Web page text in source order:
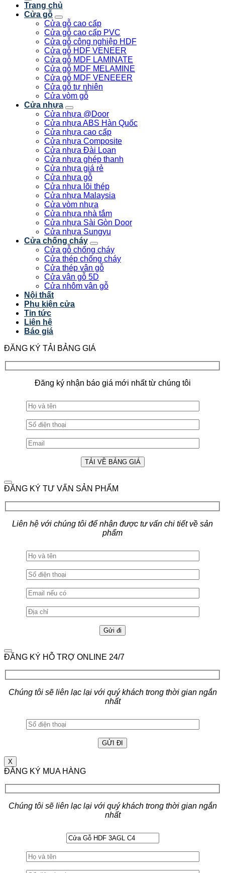
Trang chủ
Cửa gỗ
Cửa gỗ cao cấp
Cửa gỗ cao cấp PVC
Cửa gỗ công nghiệp HDF
Cửa gỗ HDF VENEER
Cửa gỗ MDF LAMINATE
Cửa gỗ MDF MELAMINE
Cửa gỗ MDF VENEEER
Cửa gỗ tự nhiên
Cửa vòm gỗ
Cửa nhựa
Cửa nhựa @Door
Cửa nhựa ABS Hàn Quốc
Cửa nhựa cao cấp
Cửa nhựa Composite
Cửa nhựa Đài Loan
Cửa nhựa ghép thanh
Cửa nhựa giá rẻ
Cửa nhựa gỗ
Cửa nhựa lõi thép
Cửa nhựa Malaysia
Cửa vòm nhựa
Cửa nhựa nhà tắm
Cửa nhựa Sài Gòn Door
Cửa nhựa Sungyu
Cửa chống cháy
Cửa gỗ chống cháy
Cửa thép chống cháy
Cửa thép vân gỗ
Cửa vân gỗ 5D
Cửa nhôm vân gỗ
Nội thất
Phụ kiện cửa
Tin tức
Liên hệ
Báo giá
ĐĂNG KÝ TẢI BẢNG GIÁ
Đăng ký nhận báo giá mới nhất từ chúng tôi
ĐĂNG KÝ TƯ VẤN SẢN PHẨM
Liên hệ với chúng tôi để nhận được tư vấn chi tiết về sản
phẩm
ĐĂNG KÝ HỖ TRỢ ONLINE 24/7
Chúng tôi sẽ liên lạc lại với quý khách trong thời gian ngắn
nhất
X
ĐĂNG KÝ MUA HÀNG
Chúng tôi sẽ liên lạc lại với quý khách trong thời gian ngắn
nhất